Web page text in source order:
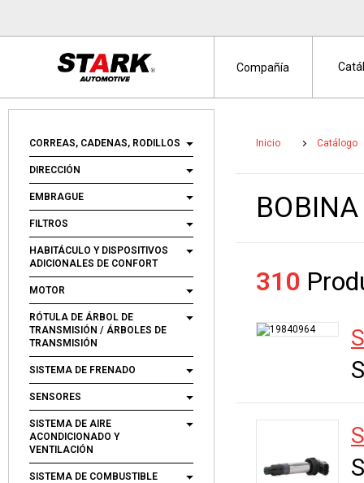
CORREAS, CADENAS, RODILLOS
DIRECCIÓN
EMBRAGUE
FILTROS
HABITÁCULO Y DISPOSITIVOS
ADICIONALES DE CONFORT
MOTOR
RÓTULA DE ÁRBOL DE
TRANSMISIÓN / ÁRBOLES DE
TRANSMISIÓN
SISTEMA DE FRENADO
SENSORES
SISTEMA DE AIRE
ACONDICIONADO Y
VENTILACIÓN
SISTEMA DE COMBUSTIBLE
Inicio Catálogo
310
Compañía